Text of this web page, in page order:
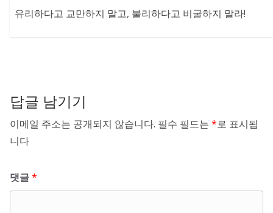
유리하다고 교만하지 말고, 불리하다고 비굴하지 말라!
답글 남기기
이메일 주소는 공개되지 않습니다. 필수 필드는 *로 표시됩
니다
댓글*